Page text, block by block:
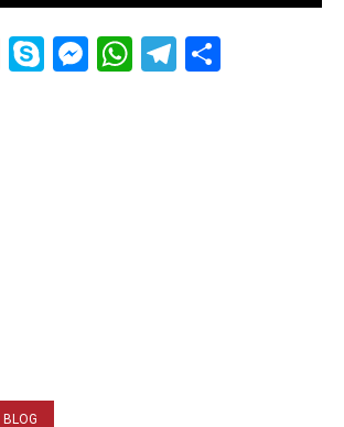
RedditSkypeMessenger
WhatsApp
Telegram
BLOG